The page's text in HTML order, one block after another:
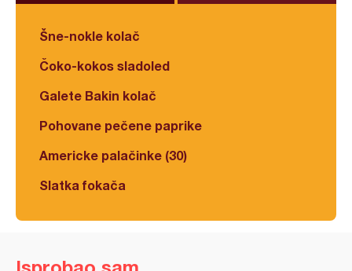
Šne-nokle kolač
Čoko-kokos sladoled
Galete Bakin kolač
Pohovane pečene paprike
Americke palačinke (30)
Slatka fokača